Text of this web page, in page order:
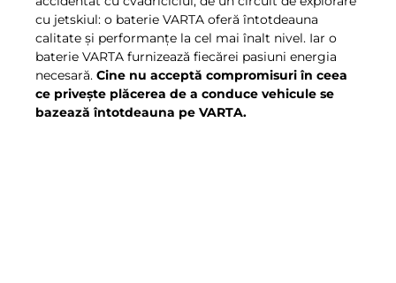
cu jetskiul: o baterie VARTA oferă întotdeauna
calitate şi performanţe la cel mai înalt nivel. Iar o
baterie VARTA furnizează fiecărei pasiuni energia
necesară. Cine nu acceptă compromisuri în ceea
ce priveşte plăcerea de a conduce vehicule se
bazează întotdeauna pe VARTA.